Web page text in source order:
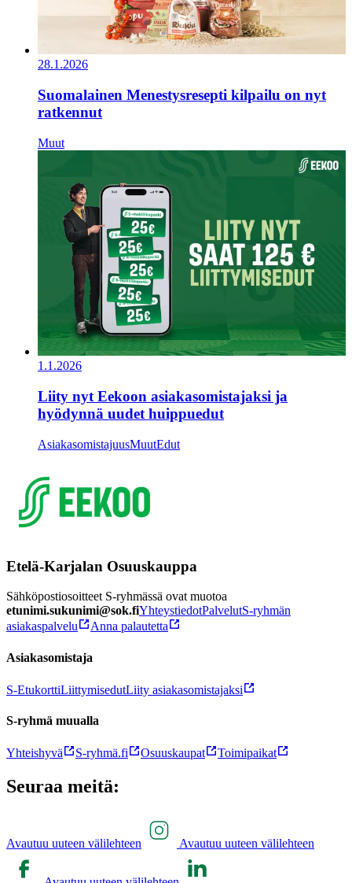
28.1.2026
Suomalainen Menestysresepti kilpailu on nyt
ratkennut
Muut
1.1.2026
Liity nyt Eekoon asiakasomistajaksi ja
hyödynnä uudet huippuedut
AsiakasomistajuusMuutEdut
Etelä-Karjalan Osuuskauppa
Sähköpostiosoitteet S-ryhmässä ovat muotoa
etunimi.sukunimi@sok.fiYhteystiedotPalvelutS-ryhmän
asiakaspalvelu
Anna palautetta
Asiakasomistaja
S-EtukorttiLiittymisedutLiity asiakasomistajaksi
S-ryhmä muualla
Yhteishyvä S-ryhmä.fi Osuuskaupat Toimipaikat
Seuraa meitä:
Avautuu uuteen välilehteen Avautuu uuteen välilehteen